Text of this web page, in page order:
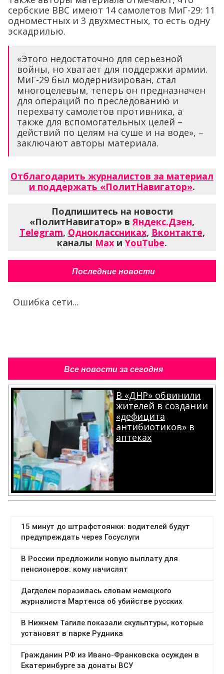
сербские ВВС имеют 14 самолетов МиГ-29: 11
одноместных и 3 двухместных, то есть одну
эскадрилью.
«Этого недостаточно для серьезной
войны, но хватает для поддержки армии.
МиГ-29 был модернизирован, стал
многоцелевым, теперь он предназначен
для операций по преследованию и
перехвату самолетов противника, а
также для вспомогательных целей –
действий по целям на суше и на воде», –
заключают авторы материала.
Отблагодарить журналистов за материал
и поддержать «ПолитНавигатор».
Подпишитесь на новости
«ПолитНавигатор» вЯндекс.Дзен,
Telegram, Одноклассниках, Вконтакте,
каналы Max и YouTube.
Последние новости
Ошибка сети...
Все новости за сегодня
В «ДНР» обвинили
жителей в создании
«дефицита
антибиотиков» в
аптеках
.